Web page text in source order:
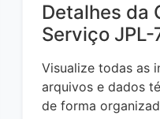
Detalhes da
Serviço JPL-
Visualize todas as
arquivos e dados
de forma